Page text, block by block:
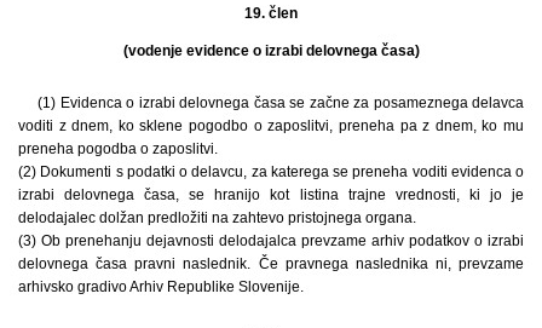
19. člen
(vodenje evidence o izrabi delovnega časa)
(1) Evidenca o izrabi delovnega časa se začne za posameznega delavca
voditi z dnem, ko sklene pogodbo o zaposlitvi, preneha pa z dnem, ko mu
preneha pogodba o zaposlitvi.
(2) Dokumenti s podatki o delavcu, za katerega se preneha voditi evidenca o
izrabi delovnega časa, se hranijo kot listina trajne vrednosti, ki jo je
delodajalec dolžan predložiti na zahtevo pristojnega organa.
(3) Ob prenehanju dejavnosti delodajalca prevzame arhiv podatkov o izrabi
delovnega časa pravni naslednik. Če pravnega naslednika ni, prevzame
arhivsko gradivo Arhiv Republike Slovenije.